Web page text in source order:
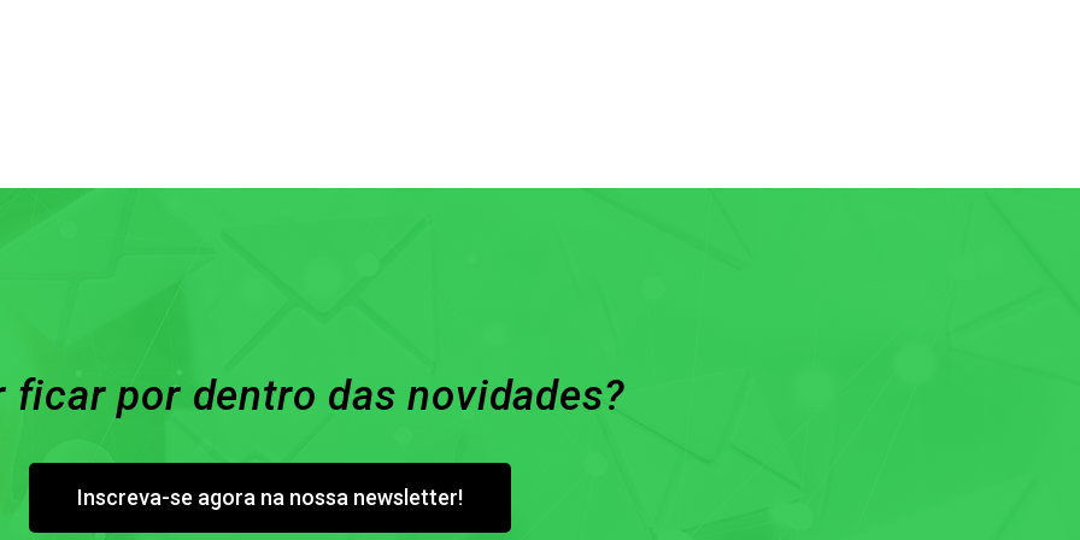
ficar por dentro das novidades?
Inscreva-se agora na nossa newsletter!